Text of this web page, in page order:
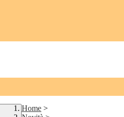
Home >